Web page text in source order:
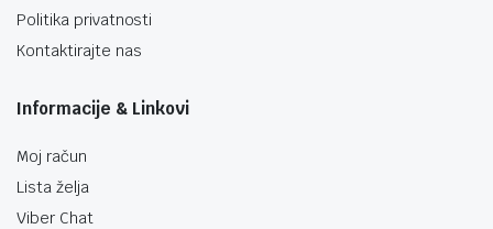
Politika privatnosti
Kontaktirajte nas
Informacije & Linkovi
Moj račun
Lista želja
Viber Chat